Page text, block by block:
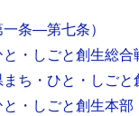
一条―第七条）
・しごと創生総合
ち・ひと・しごと
・しごと創生本部